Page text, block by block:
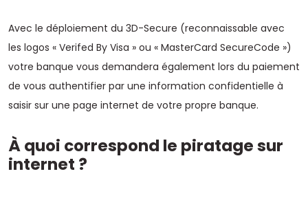
Avec le déploiement du 3D-Secure (reconnaissable avec
les logos « Verifed By Visa » ou « MasterCard SecureCode »)
votre banque vous demandera également lors du paiement
de vous authentifier par une information confidentielle à
saisir sur une page internet de votre propre banque.
À quoi correspond le piratage sur
internet ?